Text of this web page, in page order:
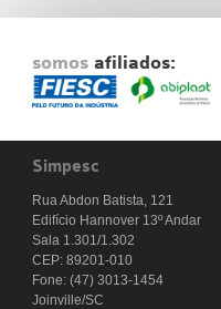
somos afiliados:
Simpesc
Rua Abdon Batista, 121
Edifício Hannover 13º Andar
Sala 1.301/1.302
CEP: 89201-010
Fone: (47) 3013-1454
Joinville/SC